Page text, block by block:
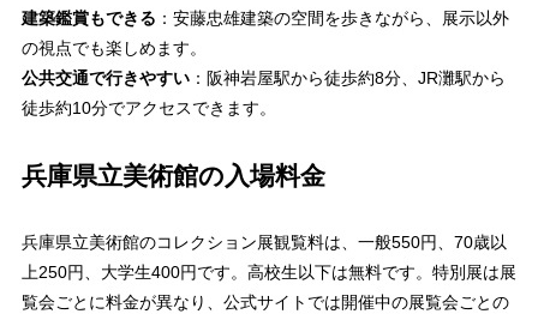
建築鑑賞もできる ：安藤忠雄建築の空間を歩きながら、展示以外
の視点でも楽しめます。
公共交通で行きやすい：阪神岩屋駅から徒歩約8分、JR灘駅から
徒歩約10分でアクセスできます。
兵庫県立美術館の入場料金
兵庫県立美術館のコレクション展観覧料は、一般550円、70歳以
上250円、大学生400円です。高校生以下は無料です。特別展は展
覧会ごとに料金が異なり、公式サイトでは開催中の展覧会ごとの